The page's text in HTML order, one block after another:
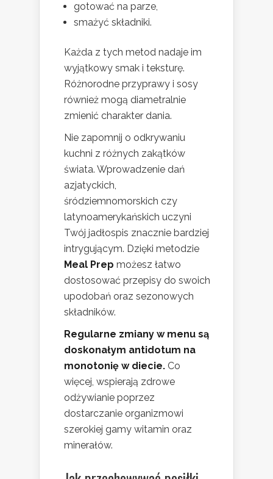
gotować na parze,
smażyć składniki.
Każda z tych metod nadaje im
wyjątkowy smak i teksturę.
Różnorodne przyprawy i sosy
również mogą diametralnie
zmienić charakter dania.
Nie zapomnij o odkrywaniu
kuchni z różnych zakątków
świata. Wprowadzenie dań
azjatyckich,
śródziemnomorskich czy
latynoamerykańskich uczyni
Twój jadłospis znacznie bardziej
intrygującym. Dzięki metodzie
Meal Prep możesz łatwo
dostosować przepisy do swoich
upodobań oraz sezonowych
składników.
Regularne zmiany w menu są
doskonałym antidotum na
monotonię w diecie. Co
więcej, wspierają zdrowe
odżywianie poprzez
dostarczanie organizmowi
szerokiej gamy witamin oraz
minerałów.